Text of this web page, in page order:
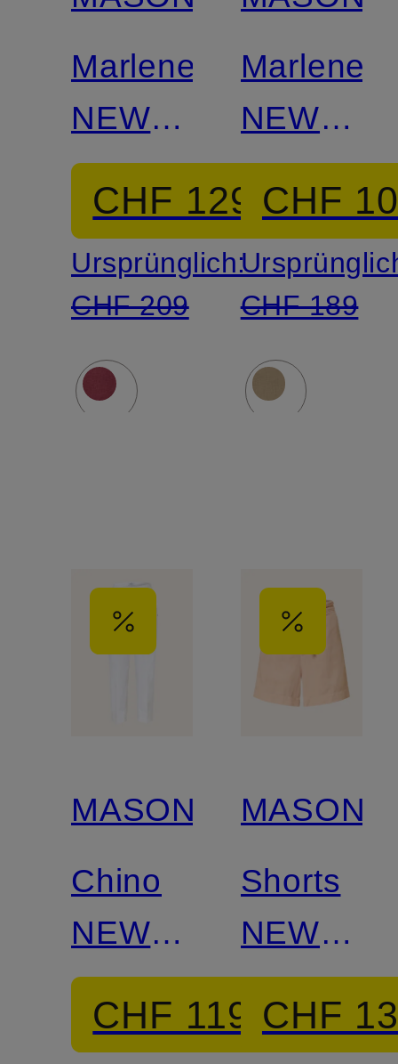
Marlenehose
NEW
YORK
CHF 129
Ursprünglich:
CHF 209
NEW
YORK
STUDIO
CHF
CHF 189
MASON'S
Chino
NEW
YORK
CHF 119
MASON'S
Shorts
NEW
YORK
COZY
CHF